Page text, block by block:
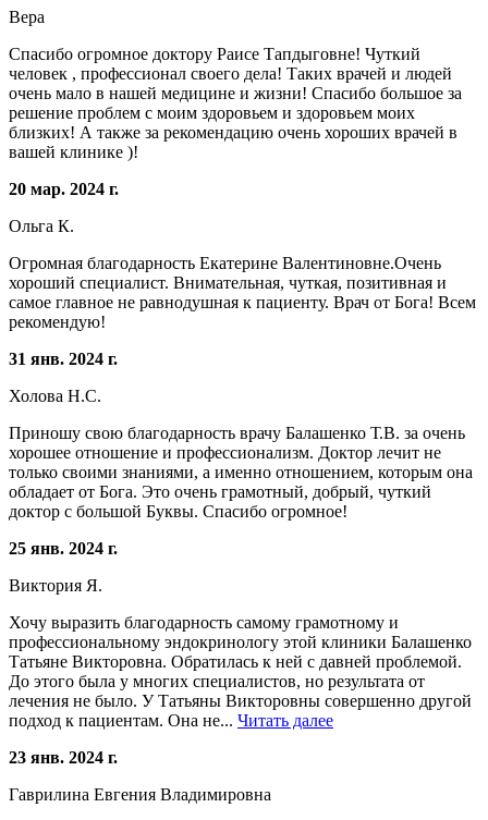
Вера
Спасибо огромное доктору Раисе Тапдыговне! Чуткий
человек , профессионал своего дела! Таких врачей и людей
очень мало в нашей медицине и жизни! Спасибо большое за
решение проблем с моим здоровьем и здоровьем моих
близких! А также за рекомендацию очень хороших врачей в
вашей клинике )!
20 мар. 2024 г.
Ольга К.
Огромная благодарность Екатерине Валентиновне.Очень
хороший специалист. Внимательная, чуткая, позитивная и
самое главное не равнодушная к пациенту. Врач от Бога! Всем
рекомендую!
31 янв. 2024 г.
Холова Н.С.
Приношу свою благодарность врачу Балашенко Т.В. за очень
хорошее отношение и профессионализм. Доктор лечит не
только своими знаниями, а именно отношением, которым она
обладает от Бога. Это очень грамотный, добрый, чуткий
доктор с большой Буквы. Спасибо огромное!
25 янв. 2024 г.
Виктория Я.
Хочу выразить благодарность самому грамотному и
профессиональному эндокринологу этой клиники Балашенко
Татьяне Викторовна. Обратилась к ней с давней проблемой.
До этого была у многих специалистов, но результата от
лечения не было. У Татьяны Викторовны совершенно другой
подход к пациентам. Она не... Читать далее
23 янв. 2024 г.
Гаврилина Евгения Владимировна